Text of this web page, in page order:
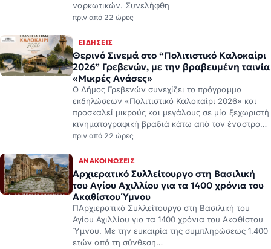
ναρκωτικών. Συνελήφθη
πριν από 22 ώρες
ΕΙΔΉΣΕΙΣ
Θερινό Σινεμά στο “Πολιτιστικό Καλοκαίρι
2026” Γρεβενών, με την βραβευμένη ταινία
«Μικρές Ανάσες»
Ο Δήμος Γρεβενών συνεχίζει το πρόγραμμα
εκδηλώσεων «Πολιτιστικό Καλοκαίρι 2026» και
προσκαλεί μικρούς και μεγάλους σε μία ξεχωριστή
κινηματογραφική βραδιά κάτω από τον έναστρο…
πριν από 22 ώρες
ΑΝΑΚΟΙΝΏΣΕΙΣ
Αρχιερατικό Συλλείτουργο στη Βασιλική
του Αγίου Αχιλλίου για τα 1400 χρόνια του
Ακαθίστου Ύμνου
ΠΑρχιερατικό Συλλείτουργο στη Βασιλική του
Αγίου Αχιλλίου για τα 1400 χρόνια του Ακαθίστου
Ύμνου. Με την ευκαιρία της συμπληρώσεως 1.400
ετών από τη σύνθεση…